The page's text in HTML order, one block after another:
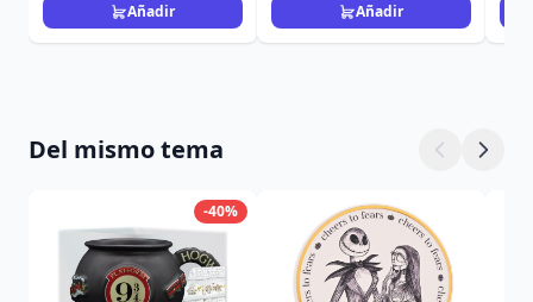
Añadir
Añadir
Del mismo tema
-40%